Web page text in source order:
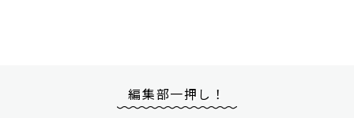
編集部一押し！